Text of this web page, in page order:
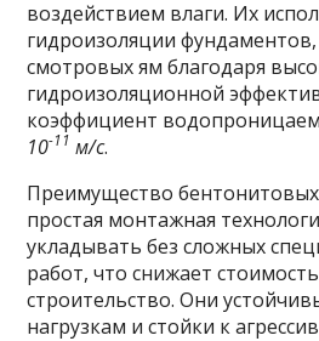
воздействием влаги. Их
гидроизоляции
смотровых ям благодаря
гидроизоляционной
коэффициент
10-11 м/с.
Преимущество
простая монтажная
укладывать без сложных
работ, что снижает
строительство. Они
нагрузкам и стойки к